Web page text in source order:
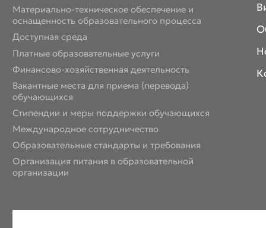
Материально-техническое обеспечение и
оснащенность образовательного процесса
Доступная среда
Платные образовательные услуги
Финансово-хозяйственная деятельность
Вакантные места для приема (перевода)
обучающихся
Стипендии и меры поддержки обучающихся
Международное сотрудничество
Образовательные стандарты и требования
Организация питания в образовательной
организации